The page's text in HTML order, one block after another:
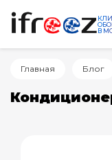
В
Главная Блог